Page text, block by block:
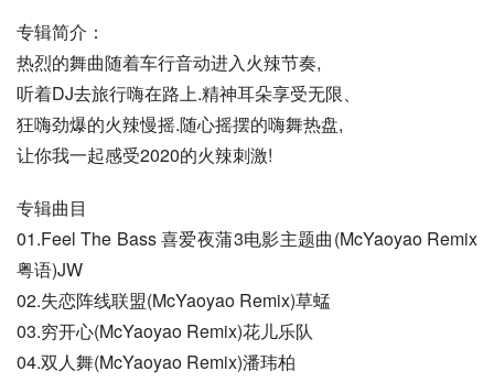
专辑简介：
热烈的舞曲随着车行音动进入火辣节奏,
听着DJ去旅行嗨在路上.精神耳朵享受无限、
狂嗨劲爆的火辣慢摇.随心摇摆的嗨舞热盘,
让你我一起感受2020的火辣刺激!
专辑曲目
01.Feel The Bass 喜爱夜蒲3电影主题曲(McYaoyao Remix
粤语)JW
02.失恋阵线联盟(McYaoyao Remix)草蜢
03.穷开心(McYaoyao Remix)花儿乐队
04.双人舞(McYaoyao Remix)潘玮柏